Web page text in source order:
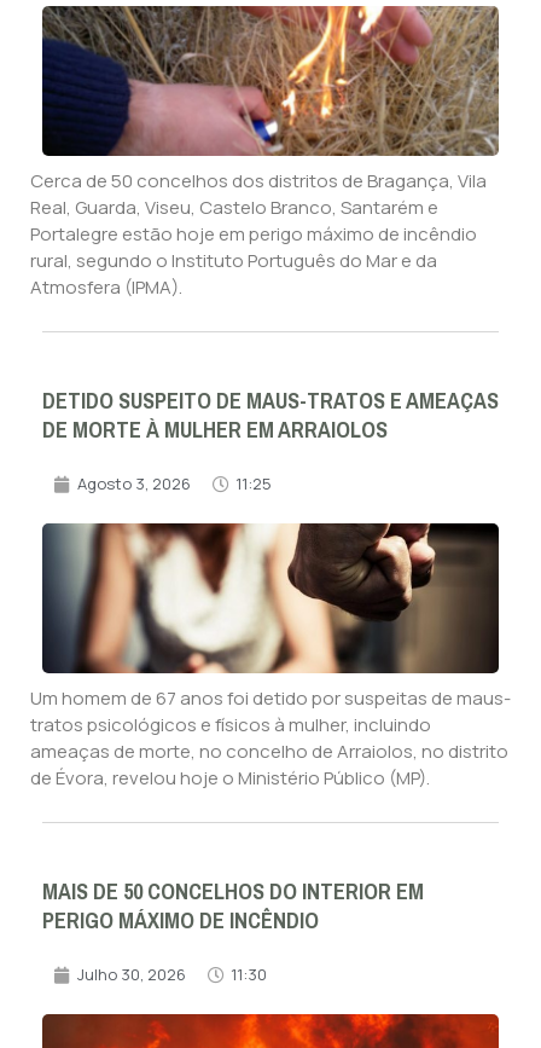
Cerca de 50 concelhos dos distritos de Bragança, Vila
Real, Guarda, Viseu, Castelo Branco, Santarém e
Portalegre estão hoje em perigo máximo de incêndio
rural, segundo o Instituto Português do Mar e da
Atmosfera (IPMA).
DETIDO SUSPEITO DE MAUS-TRATOS E AMEAÇAS
DE MORTE À MULHER EM ARRAIOLOS
Agosto 3, 2026 11:25
Um homem de 67 anos foi detido por suspeitas de maus-
tratos psicológicos e físicos à mulher, incluindo
ameaças de morte, no concelho de Arraiolos, no distrito
de Évora, revelou hoje o Ministério Público (MP).
MAIS DE 50 CONCELHOS DO INTERIOR EM
PERIGO MÁXIMO DE INCÊNDIO
Julho 30, 2026 11:30